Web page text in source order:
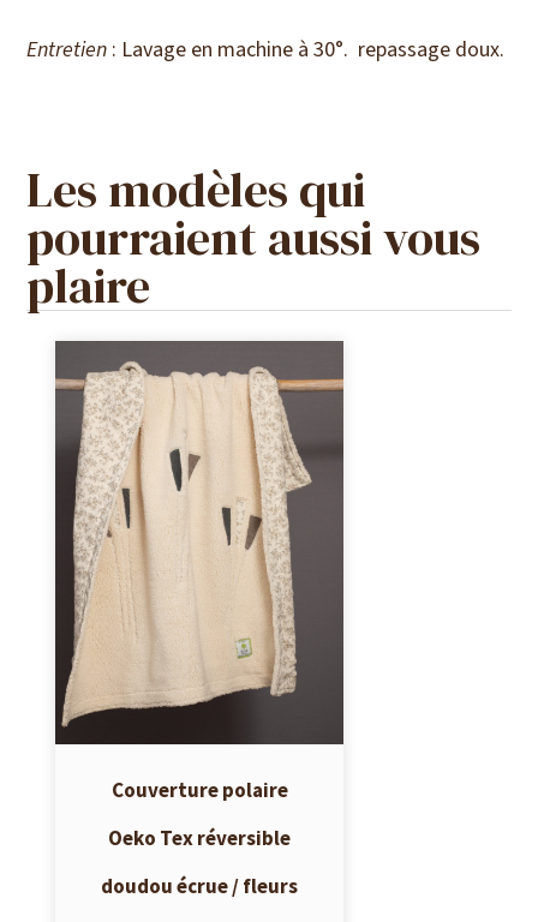
Entretien : Lavage en machine à 30°. repassage doux.
Les modèles qui
pourraient aussi vous
plaire
Couverture polaire
Oeko Tex réversible
doudou écrue / fleurs